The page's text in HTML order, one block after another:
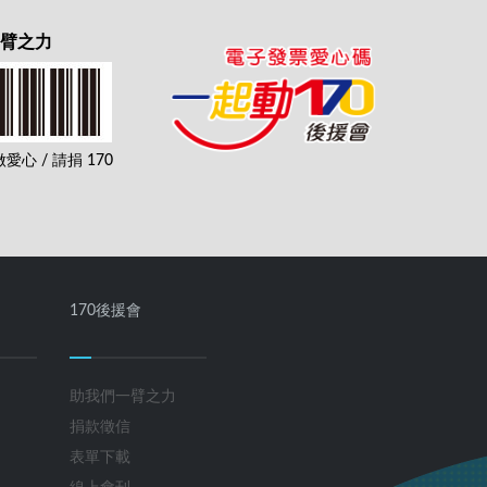
之力
愛心 / 請捐 170
170後援會
助我們一臂之力
捐款徵信
表單下載